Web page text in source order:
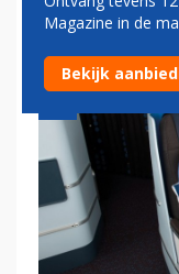
BOGOTÁ
Magazine in de
Bekijk